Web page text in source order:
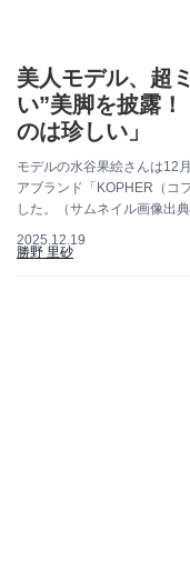
美人モデル、超
い”美脚を披露
のは珍しい」
モデルの水谷果絵さんは12
アブランド「KOPHER（コ
した。（サムネイル画像出
2025.12.19
勝野 里砂